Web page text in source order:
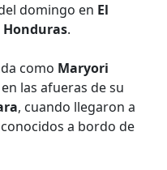
domingo en El
Honduras.
como Maryori
las afueras de su
, cuando llegaron a
a bordo de